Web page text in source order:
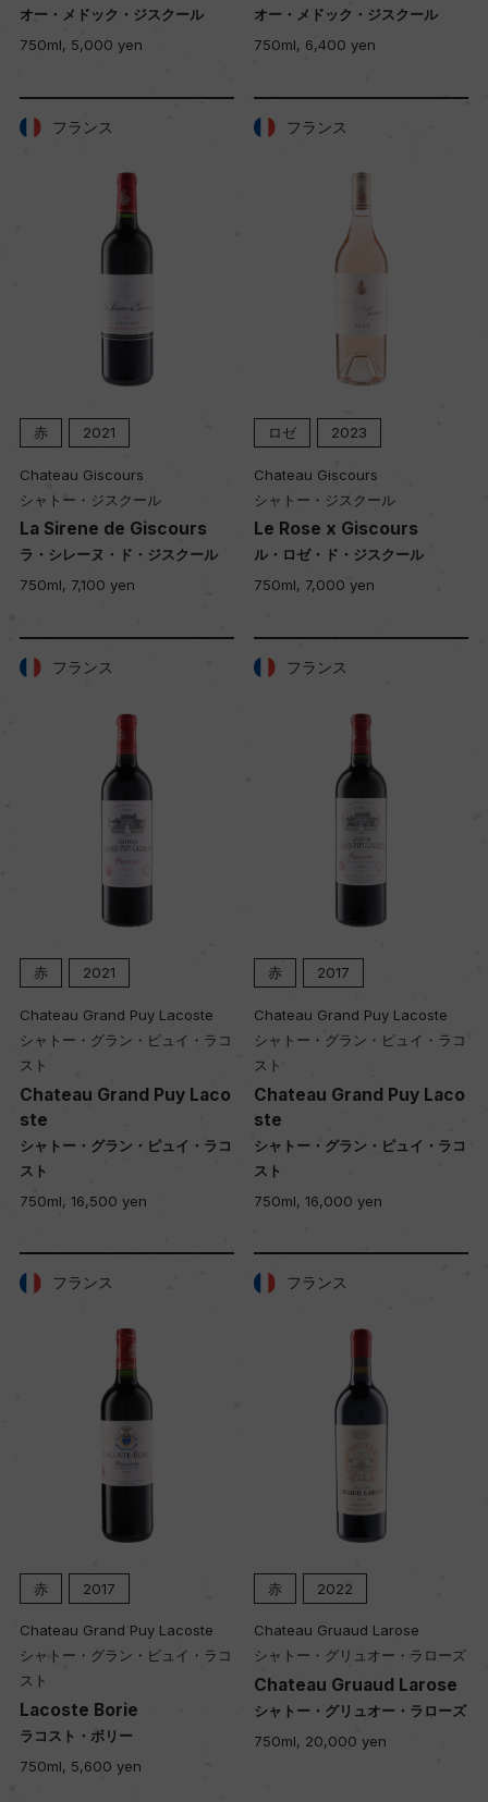
オー・メドック・ジスクール
750ml, 5,000 yen
オー・メドック・ジスクール
750ml, 6,400 yen
フランス
赤 2021
Chateau Giscours
シャトー・ジスクール
La Sirene de Giscours
ラ・シレーヌ・ド・ジスクール
750ml, 7,100 yen
フランス
ロゼ 2023
Chateau Giscours
シャトー・ジスクール
Le Rose x Giscours
ル・ロゼ・ド・ジスクール
750ml, 7,000 yen
フランス
赤 2021
Chateau Grand Puy Lacoste
シャトー・グラン・ピュイ・ラコ
スト
Chateau Grand Puy Laco
ste
シャトー・グラン・ピュイ・ラコ
スト
750ml, 16,500 yen
フランス
赤 2017
Chateau Grand Puy Lacoste
シャトー・グラン・ピュイ・ラコ
スト
Chateau Grand Puy Laco
ste
シャトー・グラン・ピュイ・ラコ
スト
750ml, 16,000 yen
フランス
赤 2017
Chateau Grand Puy Lacoste
シャトー・グラン・ピュイ・ラコ
スト
Lacoste Borie
ラコスト・ボリー
750ml, 5,600 yen
フランス
赤 2022
Chateau Gruaud Larose
シャトー・グリュオー・ラローズ
Chateau Gruaud Larose
シャトー・グリュオー・ラローズ
750ml, 20,000 yen